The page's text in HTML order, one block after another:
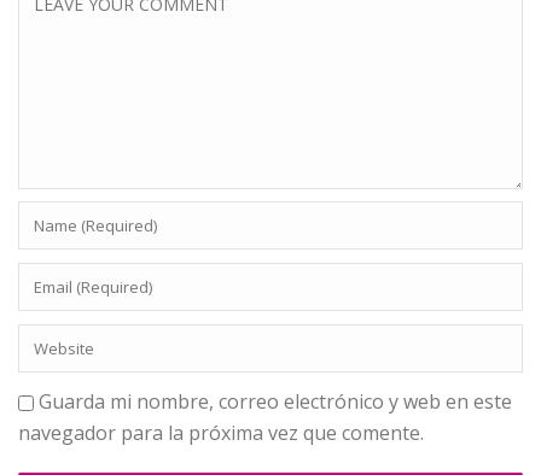
Guarda mi nombre, correo electrónico y web en este
navegador para la próxima vez que comente.